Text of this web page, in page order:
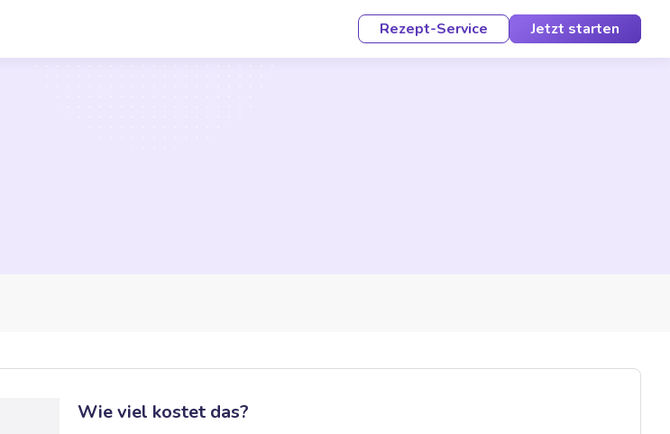
Rezept-Service Jetzt starten
Wie viel kostet das?